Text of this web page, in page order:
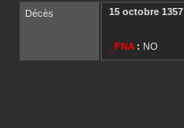
Décès 15 octobre 1357
_FNA : NO